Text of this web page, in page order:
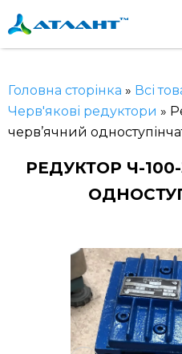
Головна сторінка » Всі
Черв'якові редуктори »
черв’ячний
РЕДУКТОР Ч-